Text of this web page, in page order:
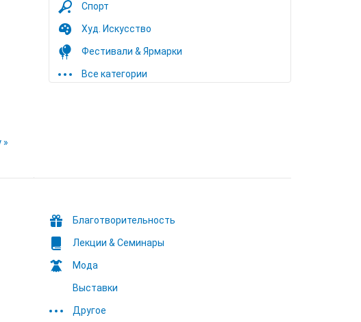
Спорт
Худ. Искусство
Фестивали & Ярмарки
Все категории
»
Благотворительность
Лекции & Семинары
Мода
Выставки
Другое